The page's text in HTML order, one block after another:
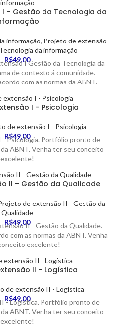
I – Gestão da Tecnologia da
informação, Projeto de extensão
da informação
R$49,00I Gestão da Tecnologia da
de contexto á comunidade.
com as normas da ABNT.
I – Psicologia
de extensão I - Psicologia
R$49,00
- Psicologia. Portfólio pronto de
ABNT. Venha ter seu conceito
excelente!
II – Gestão da Qualidade
de extensão II - Gestão da
Qualidade
R$49,00II - Gestão da Qualidade.
com as normas da ABNT. Venha
excelente!
II – Logística
de extensão II - Logística
R$49,00
- Logística. Portfólio pronto de
ABNT. Venha ter seu conceito
excelente!